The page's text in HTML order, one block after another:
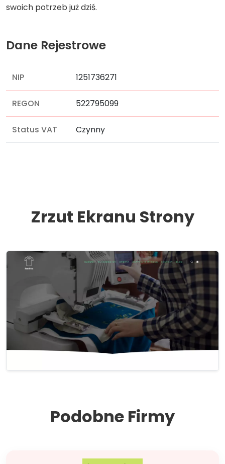
swoich potrzeb już dziś.
Dane Rejestrowe
NIP 1251736271
REGON 522795099
Status VAT Czynny
Zrzut Ekranu Strony
Podobne Firmy